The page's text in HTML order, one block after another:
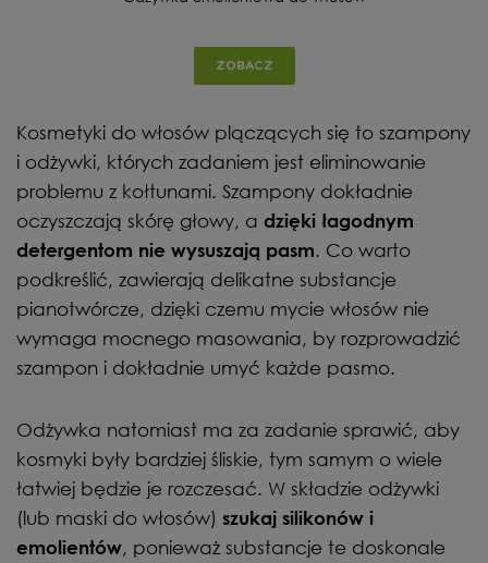
ZOBACZ
Kosmetyki do włosów plączących się to szampony
i odżywki, których zadaniem jest eliminowanie
problemu z kołtunami. Szampony dokładnie
oczyszczają skórę głowy, a dzięki łagodnym
detergentom nie wysuszają pasm. Co warto
podkreślić, zawierają delikatne substancje
pianotwórcze, dzięki czemu mycie włosów nie
wymaga mocnego masowania, by rozprowadzić
szampon i dokładnie umyć każde pasmo.
Odżywka natomiast ma za zadanie sprawić, aby
kosmyki były bardziej śliskie, tym samym o wiele
łatwiej będzie je rozczesać. W składzie odżywki
(lub maski do włosów) szukaj silikonów i
emolientów, ponieważ substancje te doskonale